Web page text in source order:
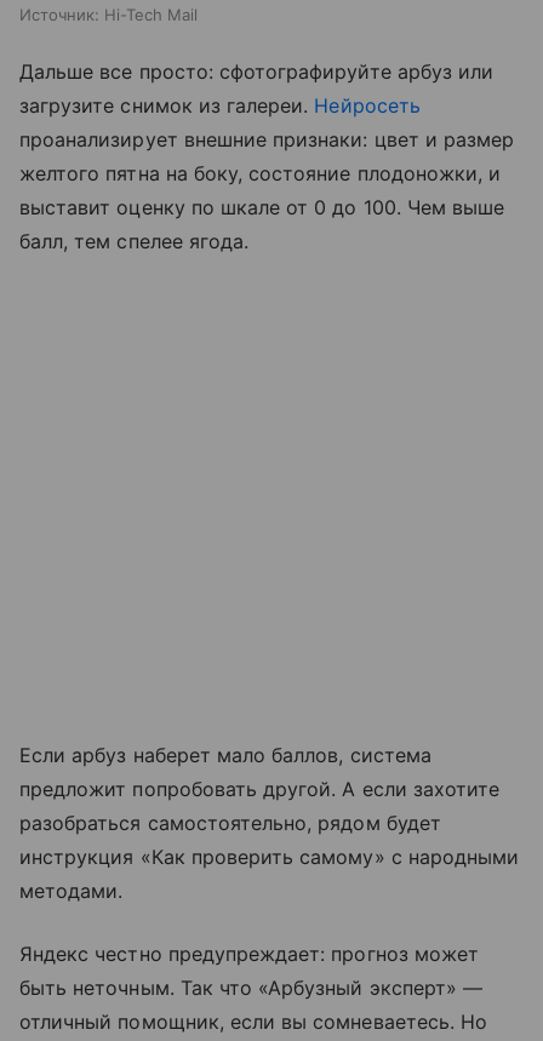
Источник: Hi-Tech Mail
Дальше все просто: сфотографируйте арбуз или
загрузите снимок из галереи. Нейросеть
проанализирует внешние признаки: цвет и размер
желтого пятна на боку, состояние плодоножки, и
выставит оценку по шкале от 0 до 100. Чем выше
балл, тем спелее ягода.
Если арбуз наберет мало баллов, система
предложит попробовать другой. А если захотите
разобраться самостоятельно, рядом будет
инструкция «Как проверить самому» с народными
методами.
Яндекс честно предупреждает: прогноз может
быть неточным. Так что «Арбузный эксперт» —
отличный помощник, если вы сомневаетесь. Но